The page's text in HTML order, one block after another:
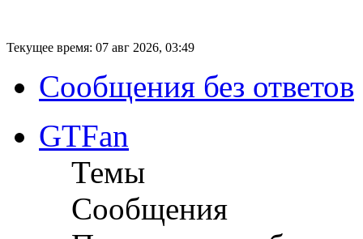
Текущее время: 07 авг 2026, 03:49
Сообщения без ответов
GTFan
Темы
Сообщения